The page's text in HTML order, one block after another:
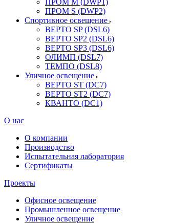
ПРОМ M (DWP1)
ПРОМ S (DWP2)
Спортивное освещение
ВЕРТО SP (DSL6)
ВЕРТО SP2 (DSL6)
ВЕРТО SP3 (DSL6)
ОЛИМП (DSL7)
ТЕМПО (DSL8)
Уличное освещение
ВЕРТО ST (DC7)
ВЕРТО ST2 (DC7)
КВАНТО (DC1)
О нас
О компании
Производство
Испытательная лаборатория
Сертификаты
Проекты
Офисное освещение
Промышленное освещение
Уличное освещение